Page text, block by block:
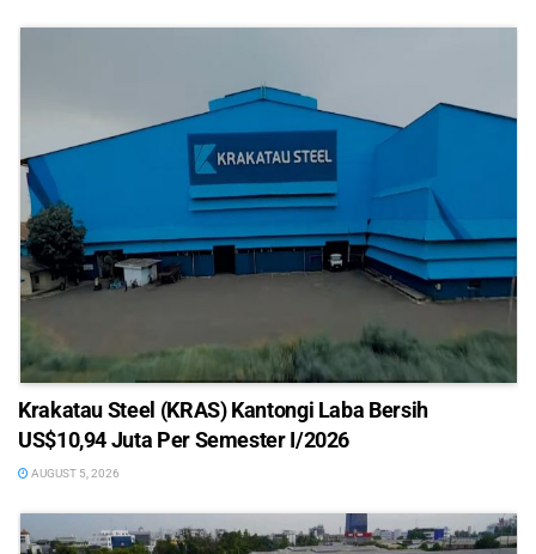
Krakatau Steel (KRAS) Kantongi Laba Bersih
US$10,94 Juta Per Semester I/2026
AUGUST 5, 2026